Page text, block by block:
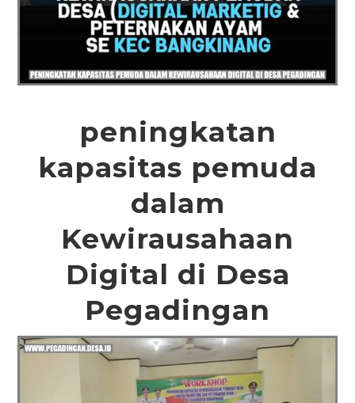
peningkatan
kapasitas pemuda
dalam
Kewirausahaan
Digital di Desa
Pegadingan